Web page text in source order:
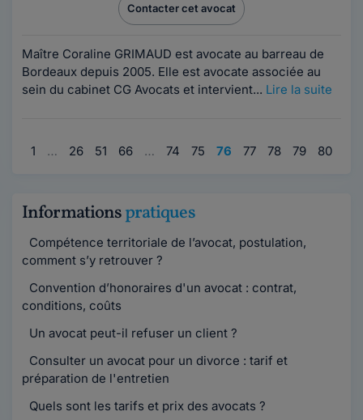
Contacter cet avocat
Maître Coraline GRIMAUD est avocate au barreau de
Bordeaux depuis 2005. Elle est avocate associée au
sein du cabinet CG Avocats et intervient... Lire la suite
1 … 26 51 66 … 74 75 76 77 78 79 80
Informationspratiques
Compétence territoriale de l’avocat, postulation,
comment s’y retrouver ?
Convention d’honoraires d'un avocat : contrat,
conditions, coûts
Un avocat peut-il refuser un client ?
Consulter un avocat pour un divorce : tarif et
préparation de l'entretien
Quels sont les tarifs et prix des avocats ?